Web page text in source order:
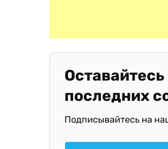
Оставайтесь
последних
Подписывайтесь на